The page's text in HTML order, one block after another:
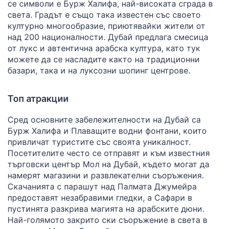
се символи е Бурж Халифа, най-високата сграда в
света. Градът е също така известен със своето
културно многообразие, приютявайки жители от
над 200 националности. Дубай предлага смесица
от лукс и автентична арабска култура, като тук
можете да се насладите както на традиционни
базари, така и на луксозни шопинг центрове.
Топ атракции
Сред основните забележителности на Дубай са
Бурж Халифа и Плаващите водни фонтани, които
привличат туристите със своята уникалност.
Посетителите често се отправят и към известния
търговски център Мол на Дубай, където могат да
намерят магазини и развлекателни съоръжения.
Скачанията с парашут над Палмата Джумейра
предоставят незабравими гледки, а Сафари в
пустинята разкрива магията на арабските дюни.
Най-голямото закрито ски съоръжение в света в